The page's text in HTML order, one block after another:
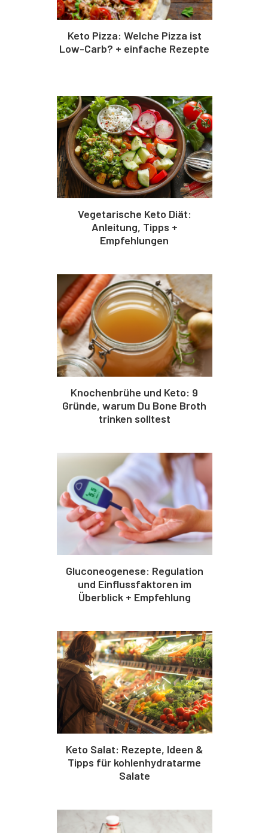
Keto Pizza: Welche Pizza ist
Low-Carb? + einfache Rezepte
Vegetarische Keto Diät:
Anleitung, Tipps +
Empfehlungen
Knochenbrühe und Keto: 9
Gründe, warum Du Bone Broth
trinken solltest
Gluconeogenese: Regulation
und Einflussfaktoren im
Überblick + Empfehlung
Keto Salat: Rezepte, Ideen &
Tipps für kohlenhydratarme
Salate